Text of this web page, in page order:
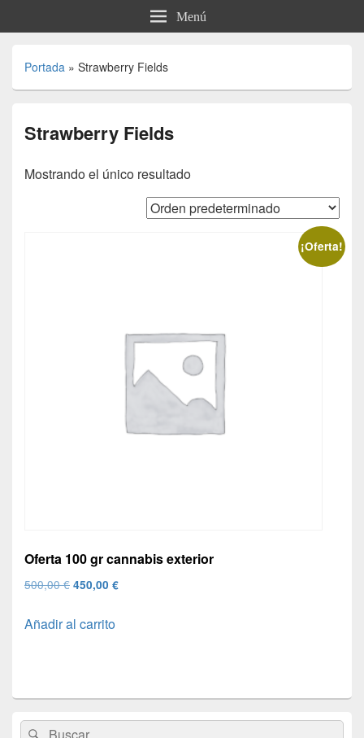
Menú
Portada » Strawberry Fields
Strawberry Fields
Mostrando el único resultado
¡Oferta!
Oferta 100 gr cannabis exterior
500,00€ El
original
450,00 €El
Añadir al carrito
área
BuscarBuscar